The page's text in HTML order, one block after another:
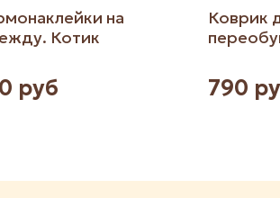
на
Котик
руб
Коврик
790